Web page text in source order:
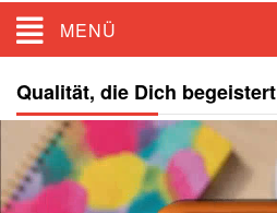
MENÜ
Qualität, die Dich begeistert